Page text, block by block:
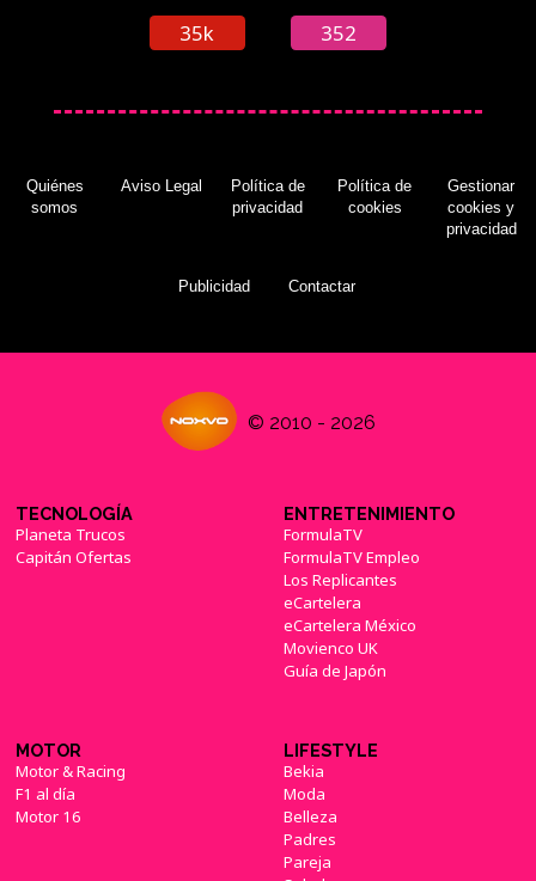
35k 352
Quiénes
somos
Aviso Legal
Política de
privacidad
Política de
cookies
Gestionar
cookies y
privacidad
Publicidad Contactar
© 2010 - 2026
TECNOLOGÍA
Planeta Trucos
Capitán Ofertas
ENTRETENIMIENTO
FormulaTV
FormulaTV Empleo
Los Replicantes
eCartelera
eCartelera México
Movienco UK
Guía de Japón
MOTOR
Motor & Racing
F1 al día
Motor 16
LIFESTYLE
Bekia
Moda
Belleza
Padres
Pareja